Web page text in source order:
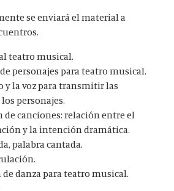
se enviará el material a
teatro musical.
personajes para teatro musical.
y la voz para transmitir las
personajes.
canciones: relación entre el
y la intención dramática.
palabra cantada.
de danza para teatro musical.